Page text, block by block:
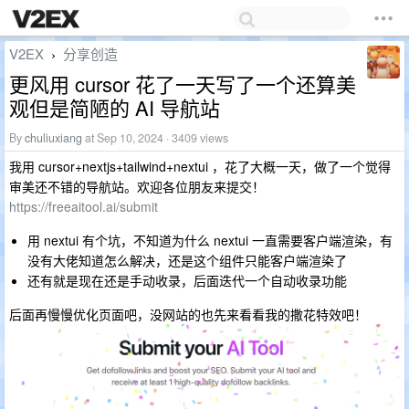
V2EX › 分享创造
更风用 cursor 花了一天写了一个还算美
观但是简陋的 AI 导航站
Bychuliuxiang at Sep 10, 2024 · 3409 views
我用 cursor+nextjs+tailwind+nextui ，花了大概一天，做了一个觉得
审美还不错的导航站。欢迎各位朋友来提交！
https://freeaitool.ai/submit
用 nextui 有个坑，不知道为什么 nextui 一直需要客户端渲染，有
没有大佬知道怎么解决，还是这个组件只能客户端渲染了
还有就是现在还是手动收录，后面迭代一个自动收录功能
后面再慢慢优化页面吧，没网站的也先来看看我的撒花特效吧！